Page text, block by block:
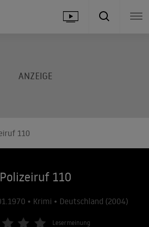
110
Polizeiruf 110
• Krimi • Deutschland (2004)
Lesermeinung